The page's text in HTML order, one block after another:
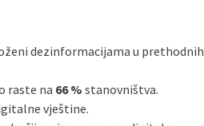
dezinformacijama u prethodnih
raste na 66 % stanovništva.
vještine.